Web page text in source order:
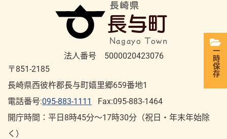
法人番号 5000020423076
〒851-2185
長崎県西彼杵郡長与町嬉里郷659番地1
電話番号:095-883-1111
Fax:095-883-1464
開庁時間：平⽇8時45分～17時30分（祝⽇・年末年始除
く）
一時保存